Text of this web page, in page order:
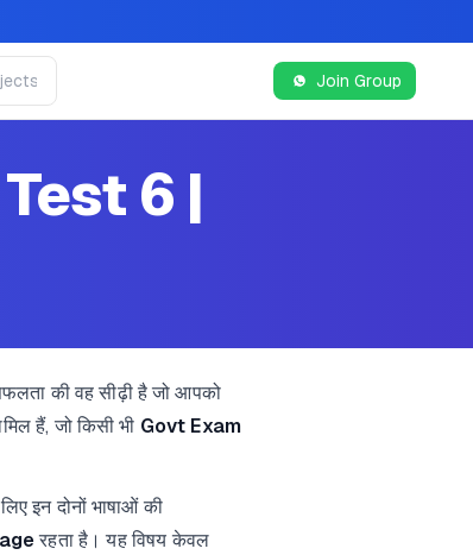
Join Group
6 |
की वह सीढ़ी है जो आपको
हैं, जो किसी भी Govt Exam
इन दोनों भाषाओं की
रहता है। यह विषय केवल